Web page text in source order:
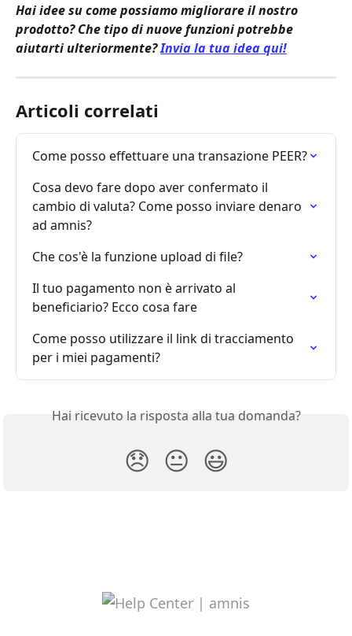
Hai idee su come possiamo migliorare il nostro
prodotto? Che tipo di nuove funzioni potrebbe
aiutarti ulteriormente? Invia la tua idea qui!
Articoli correlati
Come posso effettuare una transazione PEER?
Cosa devo fare dopo aver confermato il
cambio di valuta? Come posso inviare denaro
ad amnis?
Che cos'è la funzione upload di file?
Il tuo pagamento non è arrivato al
beneficiario? Ecco cosa fare
Come posso utilizzare il link di tracciamento
per i miei pagamenti?
Hai ricevuto la risposta alla tua domanda?
😞 😐 😃